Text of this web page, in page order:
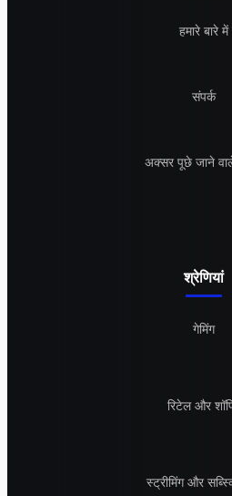
हमारे बारे में
संपर्क
अक्सर पूछे जाने
श्रेणियां
गेमिंग
रिटेल और
स्ट्रीमिंग और